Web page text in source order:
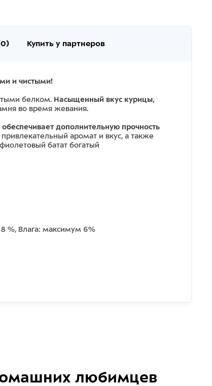
Купить у партнеров
и чистыми!
белком. Насыщенный вкус курицы,
во время жевания.
дополнительную прочность
аромат и вкус, а также
батат богатый
%, Влага: максимум 6%
любимцев